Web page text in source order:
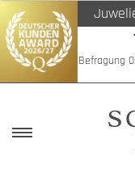
Befragung